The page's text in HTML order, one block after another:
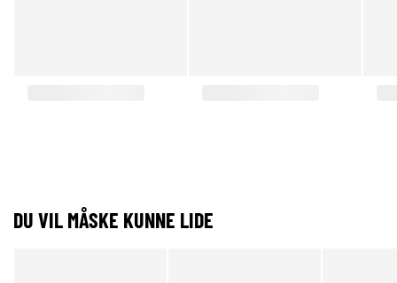
DU VIL MÅSKE KUNNE LIDE